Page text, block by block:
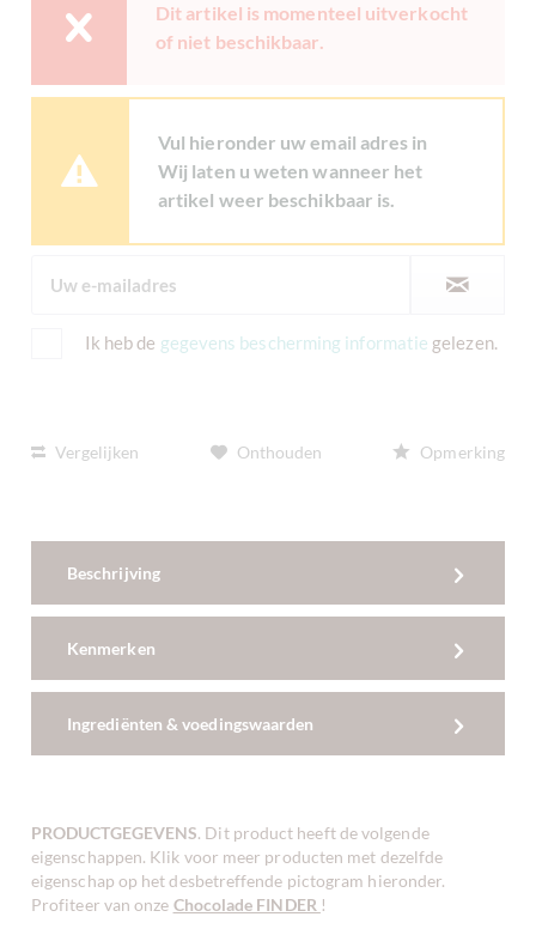
Dit artikel is momenteel uitverkocht
of niet beschikbaar.
Vul hieronder uw email adres in
Wij laten u weten wanneer het
artikel weer beschikbaar is.
Ik heb de gegevens bescherming informatie gelezen.
Vergelijken Onthouden Opmerking
Beschrijving
Kenmerken
Ingrediënten & voedingswaarden
PRODUCTGEGEVENS. Dit product heeft de volgende
eigenschappen. Klik voor meer producten met dezelfde
eigenschap op het desbetreffende pictogram hieronder.
Profiteer van onze Chocolade FINDER !